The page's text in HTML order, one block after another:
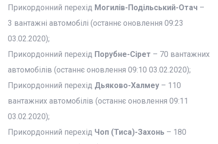
Прикордонний перехід Могилів-Подільський-Отач –
3 вантажні автомобілі (останнє оновлення 09:23
03.02.2020);
Прикордонний перехід Порубне-Сірет – 70 вантажних
автомобілів (останнє оновлення 09:10 03.02.2020);
Прикордонний перехід Дьяково-Халмеу – 110
вантажних автомобілів (останнє оновлення 09:11
03.02.2020);
Прикордонний перехід Чоп (Тиса)-Захонь – 180